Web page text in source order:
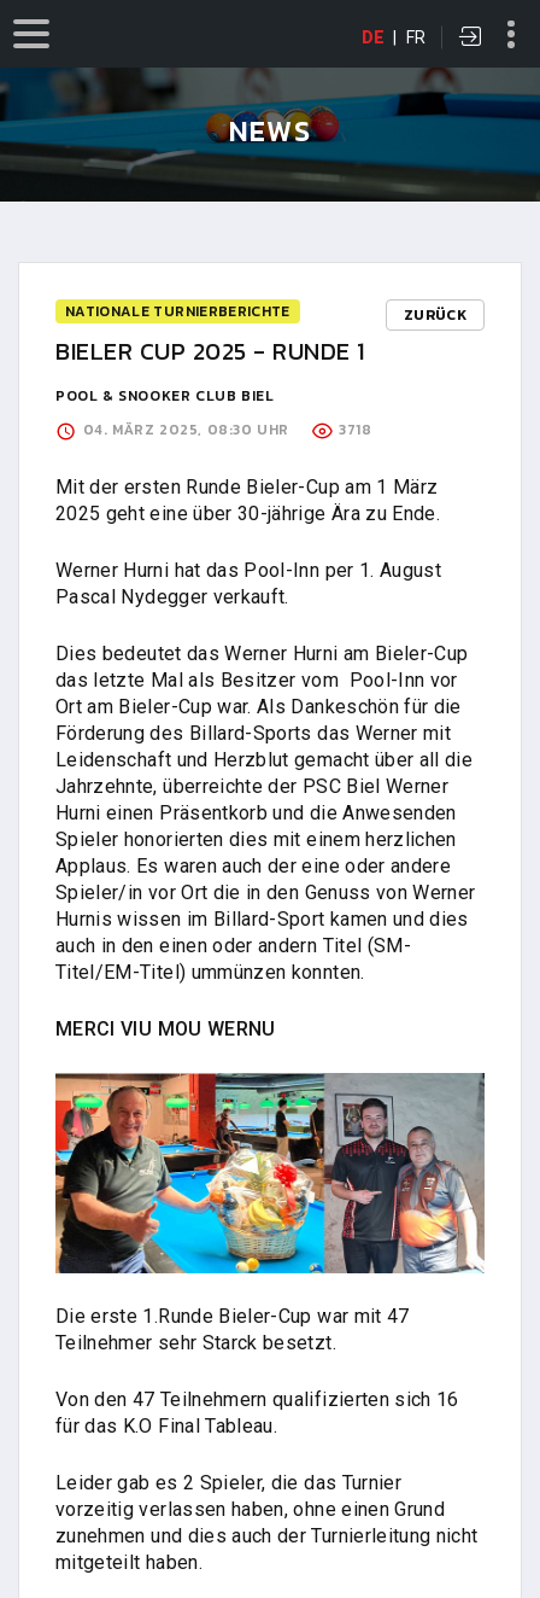
DE | FR
NEWS
NATIONALE TURNIERBERICHTE ZURÜCK
BIELER CUP 2025 - RUNDE 1
POOL & SNOOKER CLUB BIEL
04. MÄRZ 2025, 08:30 UHR
3718
Mit der ersten Runde Bieler-Cup am 1 März
2025 geht eine über 30-jährige Ära zu Ende.
Werner Hurni hat das Pool-Inn per 1. August
Pascal Nydegger verkauft.
Dies bedeutet das Werner Hurni am Bieler-Cup
das letzte Mal als Besitzer vom Pool-Inn vor
Ort am Bieler-Cup war. Als Dankeschön für die
Förderung des Billard-Sports das Werner mit
Leidenschaft und Herzblut gemacht über all die
Jahrzehnte, überreichte der PSC Biel Werner
Hurni einen Präsentkorb und die Anwesenden
Spieler honorierten dies mit einem herzlichen
Applaus. Es waren auch der eine oder andere
Spieler/in vor Ort die in den Genuss von Werner
Hurnis wissen im Billard-Sport kamen und dies
auch in den einen oder andern Titel (SM-
Titel/EM-Titel) ummünzen konnten.
MERCI VIU MOU WERNU
Die erste 1.Runde Bieler-Cup war mit 47
Teilnehmer sehr Starck besetzt.
Von den 47 Teilnehmern qualifizierten sich 16
für das K.O Final Tableau.
Leider gab es 2 Spieler, die das Turnier
vorzeitig verlassen haben, ohne einen Grund
zunehmen und dies auch der Turnierleitung nicht
mitgeteilt haben.